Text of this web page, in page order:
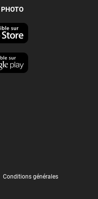
Conditions générales